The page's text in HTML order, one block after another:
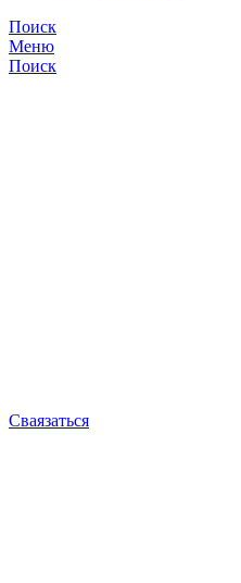
Поиск
Меню
Поиск
Сваязаться